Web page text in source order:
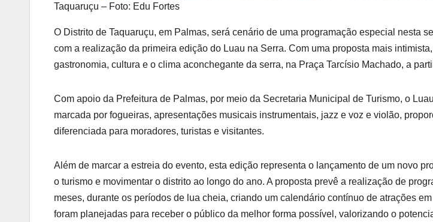
Taquaruçu – Foto: Edu Fortes
O Distrito de Taquaruçu, em Palmas, será cenário de uma programação especial nesta
com a realização da primeira edição do Luau na Serra. Com uma proposta mais
gastronomia, cultura e o clima aconchegante da serra, na Praça Tarcísio Machado, a
Com apoio da Prefeitura de Palmas, por meio da Secretaria Municipal de Turismo, o
marcada por fogueiras, apresentações musicais instrumentais, jazz e voz e violão,
diferenciada para moradores, turistas e visitantes.
Além de marcar a estreia do evento, esta edição representa o lançamento de um novo
o turismo e movimentar o distrito ao longo do ano. A proposta prevê a realização de
meses, durante os períodos de lua cheia, criando um calendário contínuo de atrações
foram planejadas para receber o público da melhor forma possível, valorizando o